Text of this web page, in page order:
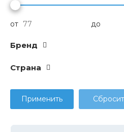
от до
Бренд
Cтрана